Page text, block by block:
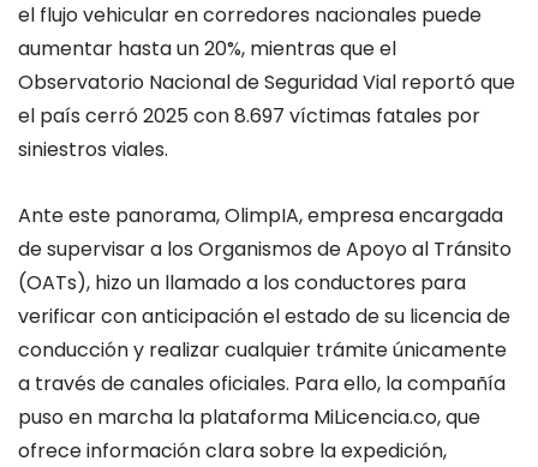
el flujo vehicular en corredores nacionales puede
aumentar hasta un 20%, mientras que el
Observatorio Nacional de Seguridad Vial reportó que
el país cerró 2025 con 8.697 víctimas fatales por
siniestros viales.
Ante este panorama, OlimpIA, empresa encargada
de supervisar a los Organismos de Apoyo al Tránsito
(OATs), hizo un llamado a los conductores para
verificar con anticipación el estado de su licencia de
conducción y realizar cualquier trámite únicamente
a través de canales oficiales. Para ello, la compañía
puso en marcha la plataforma MiLicencia.co, que
ofrece información clara sobre la expedición,